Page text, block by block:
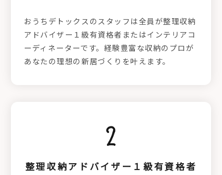
おうちデトックスのスタッフは全員が整理収納
アドバイザー１級有資格者またはインテリアコ
ーディネーターです。経験豊富な収納のプロが
あなたの理想の新居づくりを叶えます。
整理収納アドバイザー１級有資格者